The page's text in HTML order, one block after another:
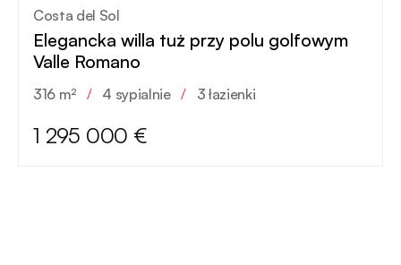
Costa del Sol
Elegancka willa tuż przy polu golfowym
Valle Romano
316 m² / 4 sypialnie / 3 łazienki
1 295 000 €